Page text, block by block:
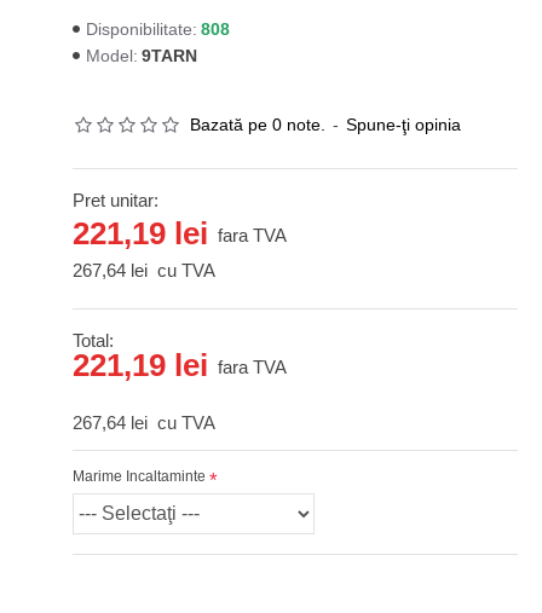
Disponibilitate: 808
Model: 9TARN
Bazată pe 0 note. - Spune-ţi opinia
Pret unitar:
221,19 lei fara TVA
267,64 lei cu TVA
Total:
221,19 lei fara TVA
267,64 lei cu TVA
Marime Incaltaminte